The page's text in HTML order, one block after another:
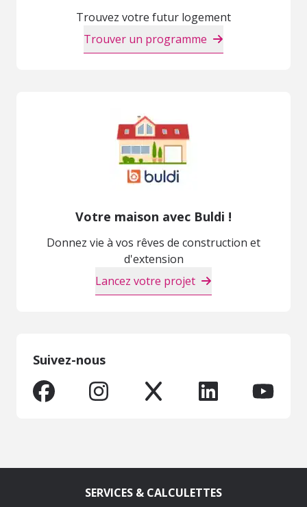
Trouvez votre futur logement
Trouver un programme
Votre maison avec Buldi !
Donnez vie à vos rêves de construction et
d'extension
Lancez votre projet
Suivez-nous
SERVICES & CALCULETTES